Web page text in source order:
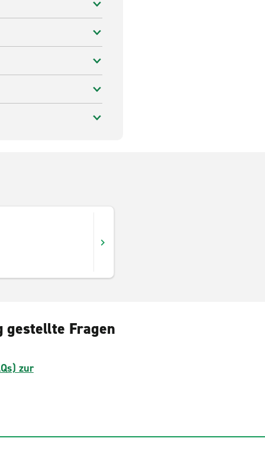
gestellte Fragen
zur